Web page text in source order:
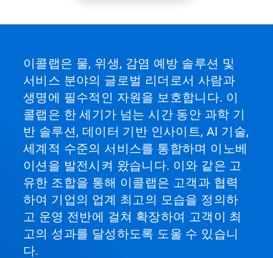
이콜랩은 물, 위생, 감염 예방 솔루션 및
서비스 분야의 글로벌 리더로서 사람과
생명에 필수적인 자원을 보호합니다. 이
콜랩은 한 세기가 넘는 시간 동안 과학 기
반 솔루션, 데이터 기반 인사이트, AI 기술,
세계적 수준의 서비스를 통합하며 이노베
이션을 발전시켜 왔습니다. 이와 같은 고
유한 조합을 통해 이콜랩은 고객과 협력
하여 기업의 업계 최고의 모습을 정의하
고 운영 전반에 걸쳐 확장하여 고객이 최
고의 성과를 달성하도록 도울 수 있습니
다.